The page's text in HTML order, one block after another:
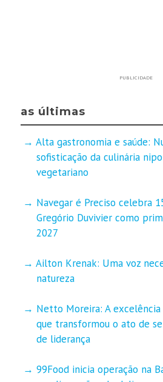
PUBLICIDADE
as últimas
Alta gastronomia e saúde:
sofisticação da culinária
vegetariano
Navegar é Preciso celebra
Gregório Duvivier como
2027
Ailton Krenak: Uma voz
natureza
Netto Moreira: A
que transformou o ato de
de liderança
99Food inicia operação na